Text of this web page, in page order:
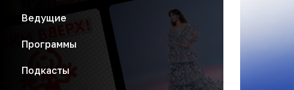
Ведущие
Программы
Подкасты